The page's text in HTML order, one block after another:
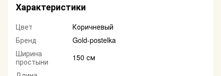
Характеристики
Цвет
Коричневый
Бренд
Gold-postelka
Ширина
простыни
150 см